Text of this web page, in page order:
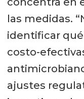
las medidas.
identificar
costo-
ajustes